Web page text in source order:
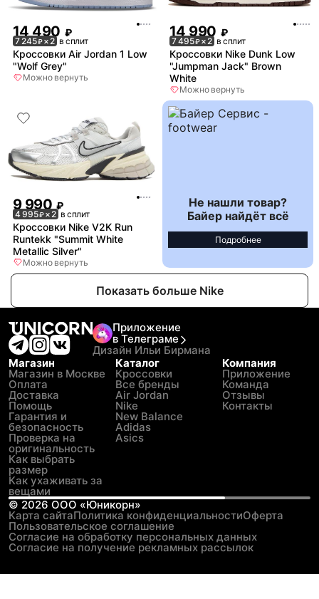
14 490 ₽
7 245₽× 2 в сплит
Кроссовки Air Jordan 1 Low
"Wolf Grey"
Можно вернуть
14 990 ₽
7 495₽× 2 в сплит
Кроссовки Nike Dunk Low
"Jumpman Jack" Brown
White
Можно вернуть
9 990 ₽
4 995₽× 2 в сплит
Кроссовки Nike V2K Run
Runtekk "Summit White
Metallic Silver"
Можно вернуть
Не нашли товар?
Байер найдёт всё
Подробнее
Показать больше Nike
Приложение
в Телеграме
Дизайн Ильи Бирмана
Магазин
Магазин в Москве
Оплата
Доставка
Помощь
Гарантия и
безопасность
Проверка на
оригинальность
Как выбрать
размер
Как ухаживать за
вещами
Каталог
Кроссовки
Все бренды
Air Jordan
Nike
New Balance
Adidas
Asics
Компания
Приложение
Команда
Отзывы
Контакты
© 2026 ООО «Юникорн»
Карта сайтаПолитика конфиденциальностиОферта
Пользовательское соглашение
Согласие на обработку персональных данных
Согласие на получение рекламных рассылок